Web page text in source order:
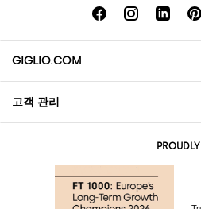
GIGLIO.COM
소개
고객 관리
PROUDLY